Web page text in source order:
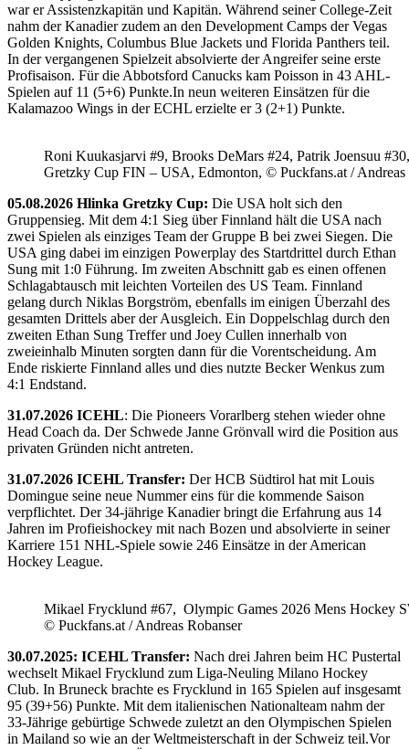
war er Assistenzkapitän und Kapitän. Während seiner College-Zeit
nahm der Kanadier zudem an den Development Camps der Vegas
Golden Knights, Columbus Blue Jackets und Florida Panthers teil.
In der vergangenen Spielzeit absolvierte der Angreifer seine erste
Profisaison. Für die Abbotsford Canucks kam Poisson in 43 AHL-
Spielen auf 11 (5+6) Punkte.In neun weiteren Einsätzen für die
Kalamazoo Wings in der ECHL erzielte er 3 (2+1) Punkte.
Roni Kuukasjarvi #9, Brooks DeMars #24, Patrik Joensuu
Gretzky Cup FIN – USA, Edmonton, © Puckfans.at / Andreas
05.08.2026 Hlinka Gretzky Cup: Die USA holt sich den
Gruppensieg. Mit dem 4:1 Sieg über Finnland hält die USA nach
zwei Spielen als einziges Team der Gruppe B bei zwei Siegen. Die
USA ging dabei im einzigen Powerplay des Startdrittel durch Ethan
Sung mit 1:0 Führung. Im zweiten Abschnitt gab es einen offenen
Schlagabtausch mit leichten Vorteilen des US Team. Finnland
gelang durch Niklas Borgström, ebenfalls im einigen Überzahl des
gesamten Drittels aber der Ausgleich. Ein Doppelschlag durch den
zweiten Ethan Sung Treffer und Joey Cullen innerhalb von
zweieinhalb Minuten sorgten dann für die Vorentscheidung. Am
Ende riskierte Finnland alles und dies nutzte Becker Wenkus zum
4:1 Endstand.
31.07.2026 ICEHL: Die Pioneers Vorarlberg stehen wieder ohne
Head Coach da. Der Schwede Janne Grönvall wird die Position aus
privaten Gründen nicht antreten.
31.07.2026 ICEHL Transfer: Der HCB Südtirol hat mit Louis
Domingue seine neue Nummer eins für die kommende Saison
verpflichtet. Der 34-jährige Kanadier bringt die Erfahrung aus 14
Jahren im Profieishockey mit nach Bozen und absolvierte in seiner
Karriere 151 NHL-Spiele sowie 246 Einsätze in der American
Hockey League.
Mikael Frycklund #67, Olympic Games 2026 Mens Hockey
© Puckfans.at / Andreas Robanser
30.07.2025: ICEHL Transfer: Nach drei Jahren beim HC Pustertal
wechselt Mikael Frycklund zum Liga-Neuling Milano Hockey
Club. In Bruneck brachte es Frycklund in 165 Spielen auf insgesamt
95 (39+56) Punkte. Mit dem italienischen Nationalteam nahm der
33-Jährige gebürtige Schwede zuletzt an den Olympischen Spielen
in Mailand so wie an der Weltmeisterschaft in der Schweiz teil.Vor